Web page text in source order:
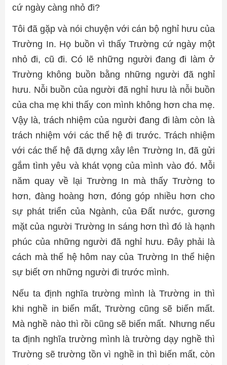
cứ ngày càng nhỏ đi?
Tôi đã gặp và nói chuyện với cán bộ nghỉ hưu của
Trường In. Họ buồn vì thấy Trường cứ ngày một
nhỏ đi, cũ đi. Có lẽ những người đang đi làm ở
Trường không buồn bằng những người đã nghỉ
hưu. Nỗi buồn của người đã nghỉ hưu là nỗi buồn
của cha mẹ khi thấy con mình không hơn cha mẹ.
Vậy là, trách nhiệm của người đang đi làm còn là
trách nhiệm với các thế hệ đi trước. Trách nhiệm
với các thế hệ đã dựng xây lên Trường In, đã gửi
gắm tình yêu và khát vọng của mình vào đó. Mỗi
năm quay về lại Trường In mà thấy Trường to
hơn, đàng hoàng hơn, đóng góp nhiều hơn cho
sự phát triển của Ngành, của Đất nước, gương
mặt của người Trường In sáng hơn thì đó là hạnh
phúc của những người đã nghỉ hưu. Đây phải là
cách mà thế hệ hôm nay của Trường In thể hiện
sự biết ơn những người đi trước mình.
Nếu ta định nghĩa trường mình là Trường in thì
khi nghề in biến mất, Trường cũng sẽ biến mất.
Mà nghề nào thì rồi cũng sẽ biến mất. Nhưng nếu
ta định nghĩa trường mình là trường dạy nghề thì
Trường sẽ trường tồn vì nghề in thì biến mất, còn